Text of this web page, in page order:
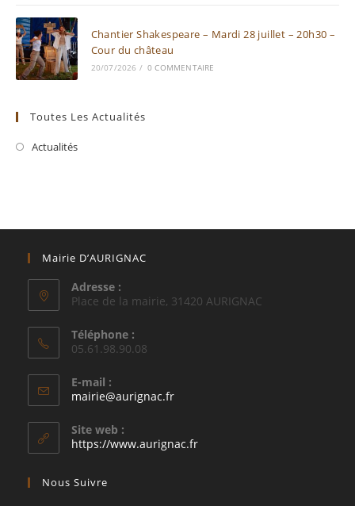
Chantier Shakespeare – Mardi 28 juillet – 20h30 –
Cour du château
20/07/2026 / 0 COMMENTAIRE
Toutes Les Actualités
Actualités
Mairie D’AURIGNAC
Adresse :
Place de la mairie, 31420 AURIGNAC
Téléphone :
05.61.98.90.08
E-mail :
mairie@aurignac.frS’ouvre
application
Site web :
https://www.aurignac.fr
Nous Suivre